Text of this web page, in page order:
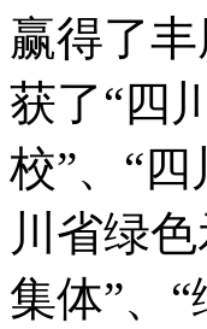
赢得了
获了“四
校”、“
川省绿
集体”、